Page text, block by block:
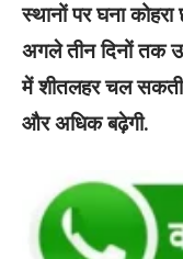
स्थानों पर घना
अगले तीन दिनों तक
में शीतलहर चल
और अधिक बढ़ेगी.